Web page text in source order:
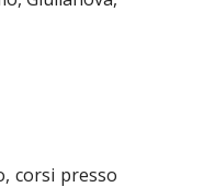
corsi presso